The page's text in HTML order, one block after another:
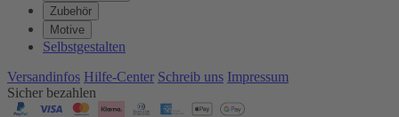
Zubehör
Motive
Selbstgestalten
Versandinfos Hilfe-Center Schreib uns Impressum
Sicher bezahlen